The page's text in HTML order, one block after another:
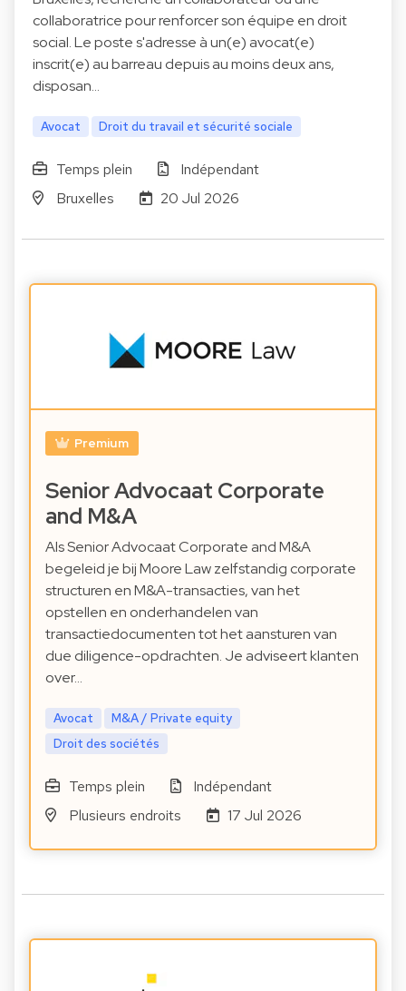
collaboratrice pour renforcer son équipe en droit
social. Le poste s'adresse à un(e) avocat(e)
inscrit(e) au barreau depuis au moins deux ans,
disposan…
Avocat Droit du travail et sécurité sociale
Temps plein
Indépendant
Bruxelles
20 Jul 2026
Premium
Senior Advocaat Corporate
and M&A
Als Senior Advocaat Corporate and M&A
begeleid je bij Moore Law zelfstandig corporate
structuren en M&A-transacties, van het
opstellen en onderhandelen van
transactiedocumenten tot het aansturen van
due diligence-opdrachten. Je adviseert klanten
over…
Avocat
M&A / Private equity
Droit des sociétés
Temps plein
Indépendant
Plusieurs endroits
17 Jul 2026